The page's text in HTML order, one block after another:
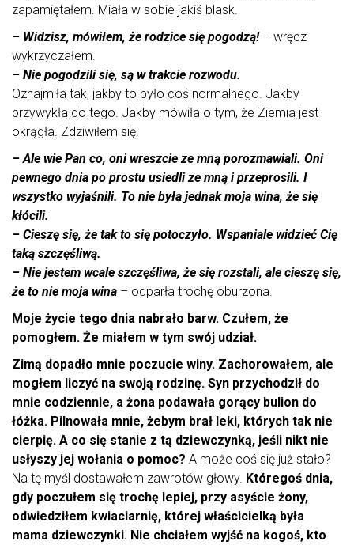
zapamiętałem. Miała w sobie jakiś blask.
– Widzisz, mówiłem, że rodzice się pogodzą!– wręcz
wykrzyczałem.
– Nie pogodzili się, są w trakcie rozwodu.
Oznajmiła tak, jakby to było coś normalnego. Jakby
przywykła do tego. Jakby mówiła o tym, że Ziemia jest
okrągła. Zdziwiłem się.
– Ale wie Pan co, oni wreszcie ze mną porozmawiali. Oni
pewnego dnia po prostu usiedli ze mną i przeprosili. I
wszystko wyjaśnili. To nie była jednak moja wina, że się
kłócili.
– Cieszę się, że tak to się potoczyło. Wspaniale widzieć Cię
taką szczęśliwą.
– Nie jestem wcale szczęśliwa, że się rozstali, ale cieszę się,
że to nie moja wina – odparła trochę oburzona.
Moje życie tego dnia nabrało barw. Czułem, że
pomogłem. Że miałem w tym swój udział.
Zimą dopadło mnie poczucie winy. Zachorowałem, ale
mogłem liczyć na swoją rodzinę. Syn przychodził do
mnie codziennie, a żona podawała gorący bulion do
łóżka. Pilnowała mnie, żebym brał leki, których tak nie
cierpię. A co się stanie z tą dziewczynką, jeśli nikt nie
usłyszy jej wołania o pomoc? A może coś się już stało?
Na tę myśl dostawałem zawrotów głowy. Któregoś dnia,
gdy poczułem się trochę lepiej, przy asyście żony,
odwiedziłem kwiaciarnię, której właścicielką była
mama dziewczynki. Nie chciałem wyjść na kogoś, kto